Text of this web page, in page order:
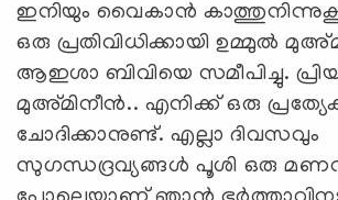
ഇനിയും വൈകാന്‍
ഒരു പ്രതിവിധിക്കായി ഉമ്മുല്‍
ആഇശാ ബിവിയെ സമീപിച്ചു.
മുഅ്മിനീന്‍.. എനിക്ക് ഒരു
ചോദിക്കാനുണ്ട്. എല്ലാ ദിവസവും
സുഗന്ധദ്രവ്യങ്ങള്‍ പൂശി ഒരു